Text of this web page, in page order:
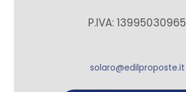
P.IVA: 13995030965
solaro@edilproposte.it